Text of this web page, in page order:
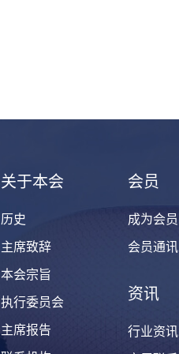
关于本会
历史
主席致辞
本会宗旨
执行委员会
主席报告
会员
成为会员
会员通讯
资讯
行业资讯